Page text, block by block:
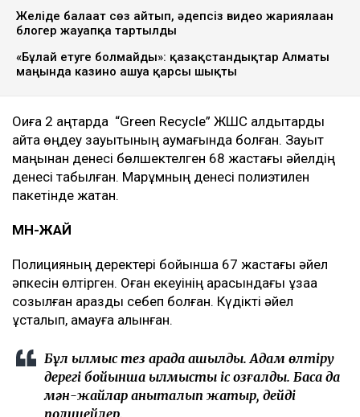
Желіде балағат сөз айтып, әдепсіз видео жариялаған
блогер жауапқа тартылды
«Бұлай етуге болмайды»: қазақстандықтар Алматы
маңында казино ашуға қарсы шықты
Оқиға 2 қаңтарда “Green Recycle” ЖШС қалдықтарды
қайта өңдеу зауытының аумағында болған. Зауыт
маңынан денесі бөлшектелген 68 жастағы әйелдің
денесі табылған. Марқұмның денесі полиэтилен
пакетінде жатқан.
МӘН-ЖАЙ
Полицияның деректері бойынша 67 жастағы әйел
әпкесін өлтірген. Оған екеуінің арасындағы ұзаққа
созылған араздық себеп болған. Күдікті әйел
ұсталып, қамауға алынған.
Бұл қылмыс тез арада ашылды. Адам өлтіру
дерегі бойынша қылмыстық іс қозғалды. Басқа да
мән-жайлар анықталып жатыр, дейді